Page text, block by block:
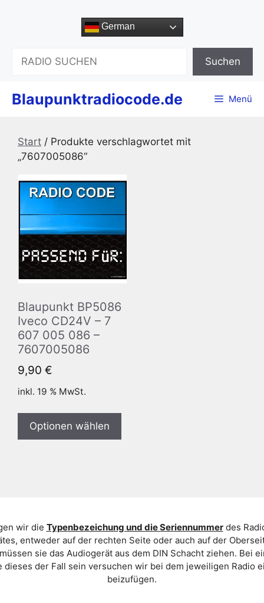
German
Suchen
Blaupunktradiocode.de Menü
Start / Produkte verschlagwortet mit
„7607005086“
Blaupunkt BP5086
Iveco CD24V – 7
607 005 086 –
7607005086
9,90 €
inkl. 19 % MwSt.
Optionen wählen
wir die Typenbezeichung und die Seriennummerdes
entweder auf der rechten Seite oder auch auf der
sie das Audiogerät aus dem DIN Schacht ziehen. Bei
der Fall sein versuchen wir bei dem jeweiligen Radio
beizufügen.